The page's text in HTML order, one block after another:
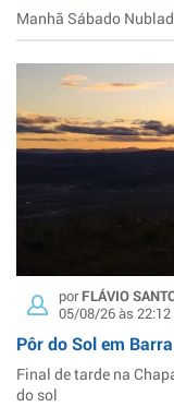
Manhã Sábado
porFLÁVIO
05/08/26 às 22:12
Pôr do Sol em
Final de tarde na
do sol